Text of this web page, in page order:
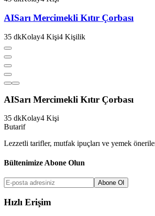
AISarı Mercimekli Kıtır Çorbası
35 dkKolay4 Kişi4 Kişilik
AISarı Mercimekli Kıtır Çorbası
35 dkKolay4 Kişi
Butarif
Lezzetli tarifler, mutfak ipuçları ve yemek
Bültenimize Abone Olun
Abone Ol
Hızlı Erişim